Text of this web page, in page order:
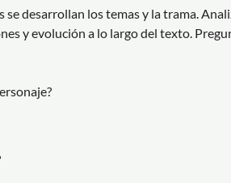
se desarrollan los temas y la trama.
y evolución a lo largo del texto.